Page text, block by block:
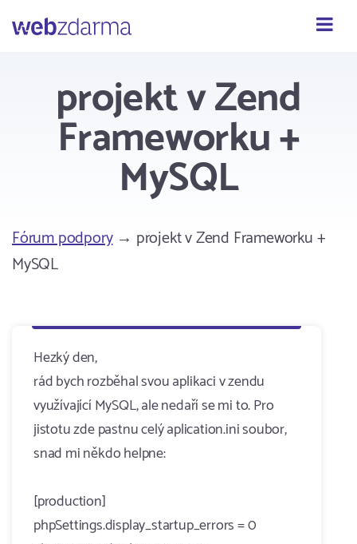
Webzdarma
projekt v Zend
Frameworku +
MySQL
Fórum podpory→ projekt v Zend Frameworku +
MySQL
Hezký den,
rád bych rozběhal svou aplikaci v zendu
využívající MySQL, ale nedaří se mi to. Pro
jistotu zde pastnu celý aplication.ini soubor,
snad mi někdo helpne:
[production]
phpSettings.display_startup_errors = 0